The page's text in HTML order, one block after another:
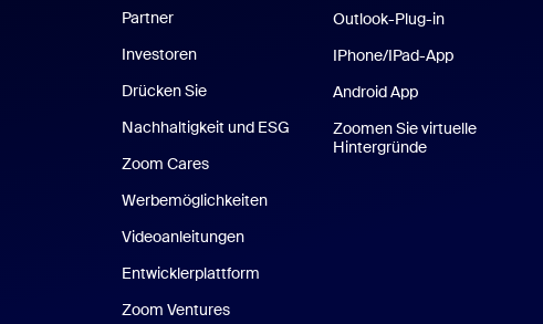
Partner
Investoren
Drücken Sie
Nachhaltigkeit und ESG
Zoom Cares
Werbemöglichkeiten
Videoanleitungen
Entwicklerplattform
Zoom Ventures
Outlook-Plug-in
IPhone/IPad-App
Android App
Zoomen Sie virtuelle
Hintergründe